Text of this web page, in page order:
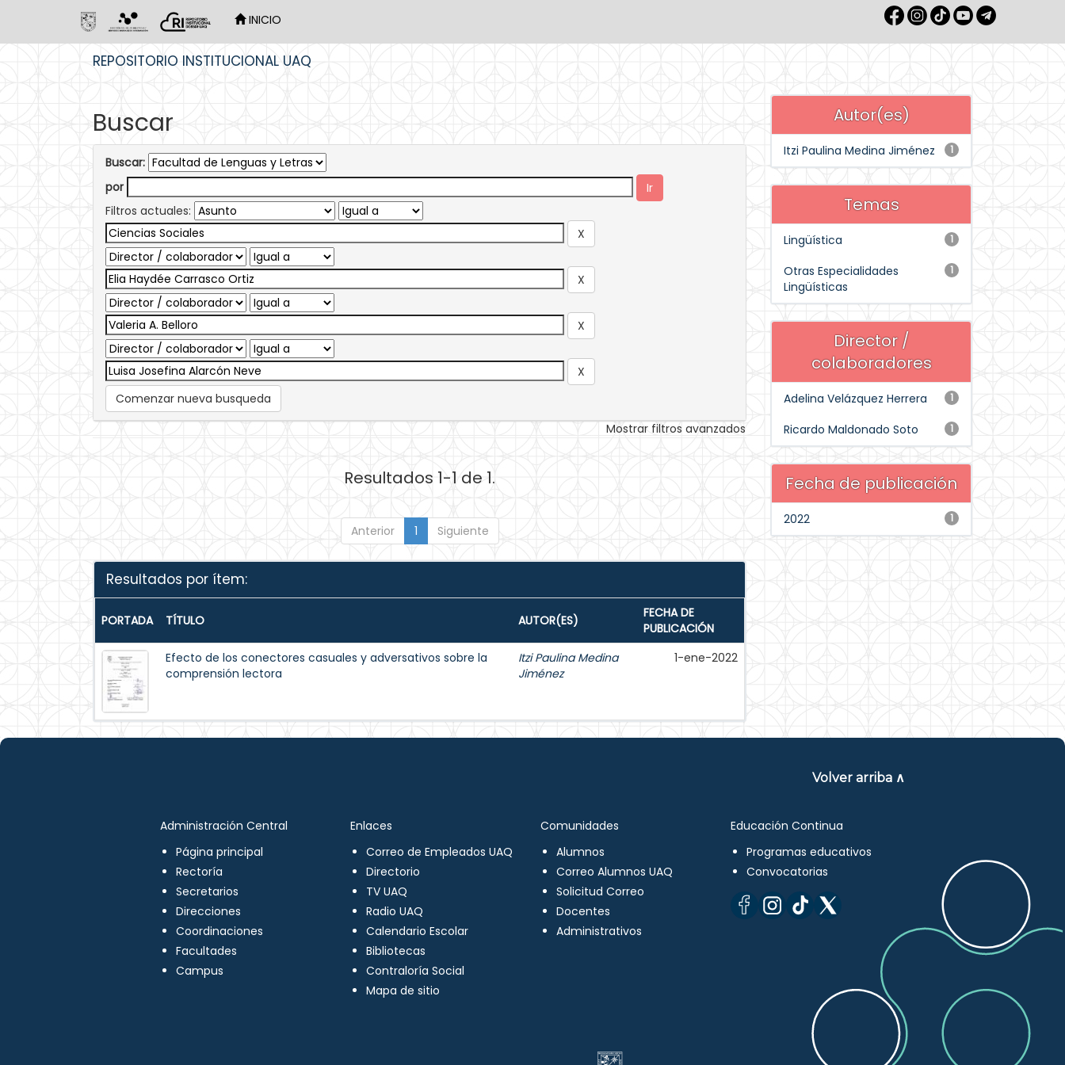
INICIO
REPOSITORIO INSTITUCIONAL UAQ
Buscar
Buscar:
por
Filtros actuales:
Comenzar nueva busqueda
Mostrar filtros avanzados
Resultados 1-1 de 1.
Anterior 1 Siguiente
Resultados por ítem:
PORTADA TÍTULO AUTOR(ES)
FECHA DE
PUBLICACIÓN
Efecto de los conectores casuales y adversativos sobre la
comprensión lectora
Itzi Paulina Medina
Jiménez
1-ene-2022
Autor(es)
1
Itzi Paulina Medina Jiménez
Temas
1
Lingüística
1
Otras Especialidades
Lingüísticas
Director /
colaboradores
1
Adelina Velázquez Herrera
1
Ricardo Maldonado Soto
Fecha de publicación
1
2022
Volver arriba ∧
Administración Central
Página principal
Rectoría
Secretarios
Direcciones
Coordinaciones
Facultades
Campus
Enlaces
Correo de Empleados UAQ
Directorio
TV UAQ
Radio UAQ
Calendario Escolar
Bibliotecas
Contraloría Social
Mapa de sitio
Comunidades
Alumnos
Correo Alumnos UAQ
Solicitud Correo
Docentes
Administrativos
Educación Continua
Programas educativos
Convocatorias